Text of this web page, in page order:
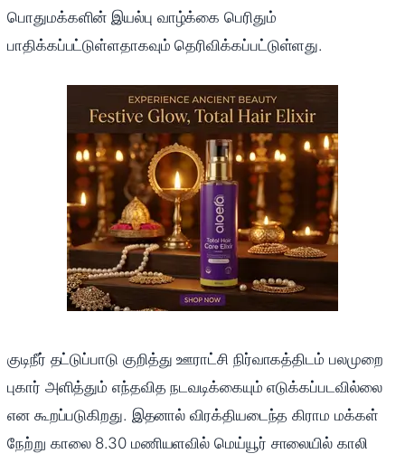
பொதுமக்களின் இயல்பு வாழ்க்கை பெரிதும்
பாதிக்கப்பட்டுள்ளதாகவும் தெரிவிக்கப்பட்டுள்ளது.
குடிநீர் தட்டுப்பாடு குறித்து ஊராட்சி நிர்வாகத்திடம் பலமுறை
புகார் அளித்தும் எந்தவித நடவடிக்கையும் எடுக்கப்படவில்லை
என கூறப்படுகிறது. இதனால் விரக்தியடைந்த கிராம மக்கள்
நேற்று காலை 8.30 மணியளவில் மெய்யூர் சாலையில் காலி